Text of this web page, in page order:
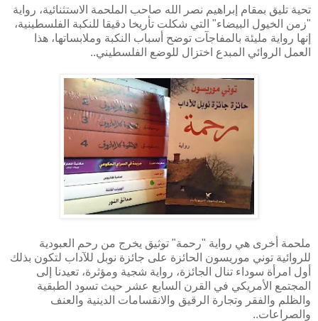
تحية تليق بمقام إبراهيم نصر الله صاحب الملحمة الاستثنائية، رواية
"زمن الخيول البيضاء" التي شكلت تأريخا دقيقا للنكبة الفلسطينية،
إنها رواية مليئة بالمفاجآت توضح أسباب النكبة وملابساتها، هذا
العمل الروائي المبدع اختزال للوضع الفلسطيني..
ملحمة أخرى هي رواية "رحمة" توثيق يخرج من رحم العبودية
للروائية توني موريسون الحائزة على جائزة نوبل للآداب لتكون بذلك
أول امرأة سوداء تنال الجائزة، رواية شجية ومؤثرة، تعيدنا إلى
المجتمع الأمريكي في القرن السابع عشر حيث تسود الطبقية
والظلم والفقر وتجارة الرقيق والانقسامات الدينية والعنف
والصراعات..